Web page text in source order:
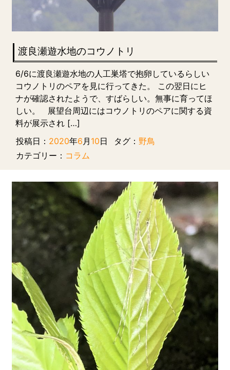
渡良瀬遊水地のコウノトリ
6/6に渡良瀬遊水地の人工巣塔で抱卵しているらしい
コウノトリのペアを見に行ってきた。 この翌日にヒ
ナが確認されたようで、すばらしい。無事に育ってほ
しい。 展望台周辺にはコウノトリのペアに関する資
料が展示され […]
投稿日： 2020年6 月 10日 タグ： 野鳥
カテゴリー： コラム